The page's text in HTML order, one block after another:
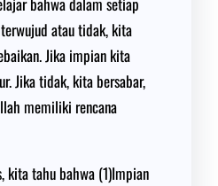
atau tidak, kita
Jika impian kita
Jika tidak, kita bersabar,
memiliki rencana
kita tahu bahwa (1)Impian